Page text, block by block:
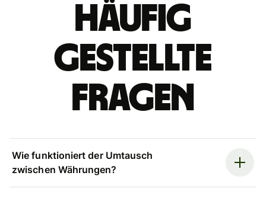
Häufig
gestellte
Fragen
Wie funktioniert der Umtausch
zwischen Währungen?